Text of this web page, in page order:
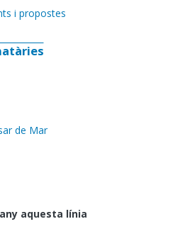
i propostes
de Mar
aquesta línia